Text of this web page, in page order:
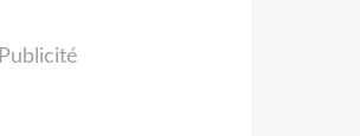
Publicité